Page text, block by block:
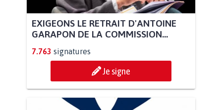
EXIGEONS LE RETRAIT D'ANTOINE
GARAPON DE LA COMMISSION...
7.763 signatures
Je signe